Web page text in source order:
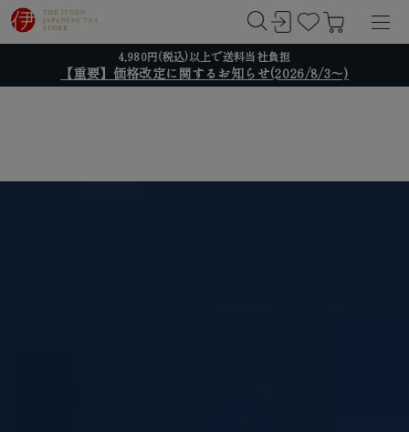
4,980円(税込)以上で送料当社負担
【重要】価格改定に関するお知らせ(2026/8/3～)